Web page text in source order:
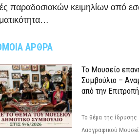
παραδοσιακών κειμηλίων από
ΑΡΘΡΑ
Το Μουσείο
Συμβούλιο –
από την Επιτροπή
Το θέμα της ίδρυσης
Λαογραφικού